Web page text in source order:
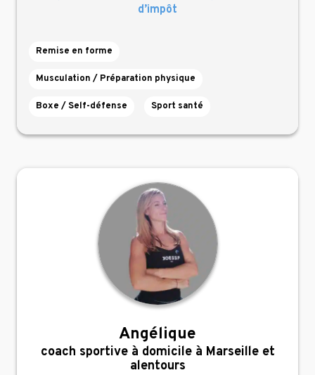
d’impôt
Remise en forme
Musculation / Préparation physique
Boxe / Self-défense Sport santé
Angélique
,
coach sportive à domicile à Marseille et
alentours